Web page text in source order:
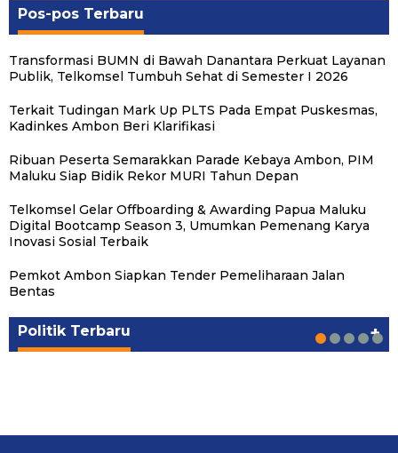
Pos-pos Terbaru
Transformasi BUMN di Bawah Danantara Perkuat Layanan
Publik, Telkomsel Tumbuh Sehat di Semester I 2026
Terkait Tudingan Mark Up PLTS Pada Empat Puskesmas,
Kadinkes Ambon Beri Klarifikasi
Ribuan Peserta Semarakkan Parade Kebaya Ambon, PIM
Maluku Siap Bidik Rekor MURI Tahun Depan
Telkomsel Gelar Offboarding & Awarding Papua Maluku
Digital Bootcamp Season 3, Umumkan Pemenang Karya
Inovasi Sosial Terbaik
Pemkot Ambon Siapkan Tender Pemeliharaan Jalan
Bentas
Politik Terbaru +
Michael Wattimena : Blok Masela Mulai
Politik | Juni 24, 2026
Putra Maluku Pimpin Penegakan Hukum ESDM,
Politik | Juni 24, 2026
Milad ke-24 PKS Maluku, Ratusan Warga
Politik | Mei 17, 2026
PKS Targetkan Peningkatan Kursi Legislatif
Politik | Agustus 24, 2025
Gubernur Maluku Harap PKS Terus
Politik | Agustus 24, 2025